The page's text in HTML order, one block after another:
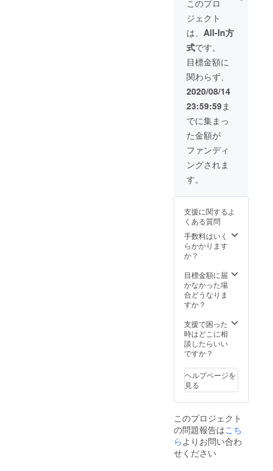
希望の
お名前
入くだ
さい。
ケット
有効期
限：
2021年
末ま
で）、
・理事
長著書
ンマー
に学ぶ
海外ビ
ジネス
40の
ルール:
善人過
かに、
そして
誠実
に」1冊
を提供
しま
トゥ
ミャン
マーの
に「支
援者一
覧」と
してお
掲載し
ます。
※支援
時、必
欄にご
希望の
お名前
をご記
入くだ
リンク
トゥ
ミャン
マーの
イベン
ト一回
を無料
ご招待
します
（開催
日：
2020年
12月
場所：
横浜市
近郊
往復交
担 チ
有効期
限
2021年
末ま
長著書
「ミャ
ンマー
ジネス
40の
ルール:
善人過
したた
かに、
そして
誠実
を提供
しま
す。 ・
リンク
トゥ
このプロ
ジェクト
は、 All-In方
式です。
目標金額に
関わらず、
2020/08/14
23:59:59ま
でに集まっ
た金額が
ファンディ
ングされま
す。
支援に関するよ
くある質問
手数料はいく
らかかります
か？
目標金額に届
かなかった場
合どうなりま
すか？
支援で困った
時はどこに相
談したらいい
ですか？
ヘルプページを
見る
このプロジェクト
の問題報告はこち
らよりお問い合わ
せください